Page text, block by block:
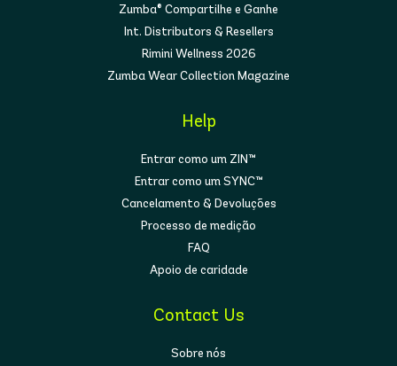
Zumba® Compartilhe e Ganhe
Int. Distributors & Resellers
Rimini Wellness 2026
Zumba Wear Collection Magazine
Help
Entrar como um ZIN™
Entrar como um SYNC™
Cancelamento & Devoluções
Processo de medição
FAQ
Apoio de caridade
Contact Us
Sobre nós